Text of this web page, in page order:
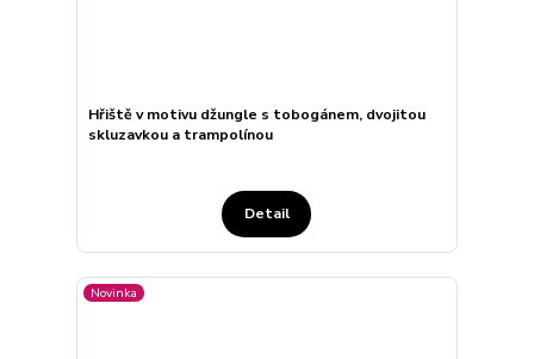
Hřiště v motivu džungle s tobogánem, dvojitou
skluzavkou a trampolínou
Detail
Novinka